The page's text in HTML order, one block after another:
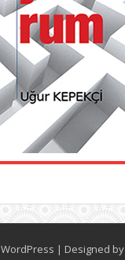
WordPress | Designed by